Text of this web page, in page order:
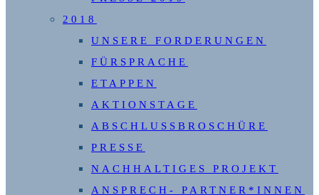
2018
UNSERE FORDERUNGEN
FÜRSPRACHE
ETAPPEN
AKTIONSTAGE
ABSCHLUSSBROSCHÜRE
PRESSE
NACHHALTIGES PROJEKT
ANSPRECH- PARTNER*INNEN